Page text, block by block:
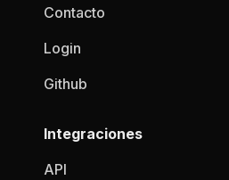
Contacto
Login
Github
Integraciones
API